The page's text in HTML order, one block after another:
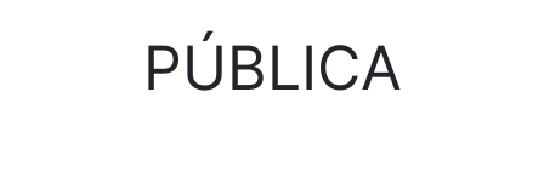
PÚBLICA